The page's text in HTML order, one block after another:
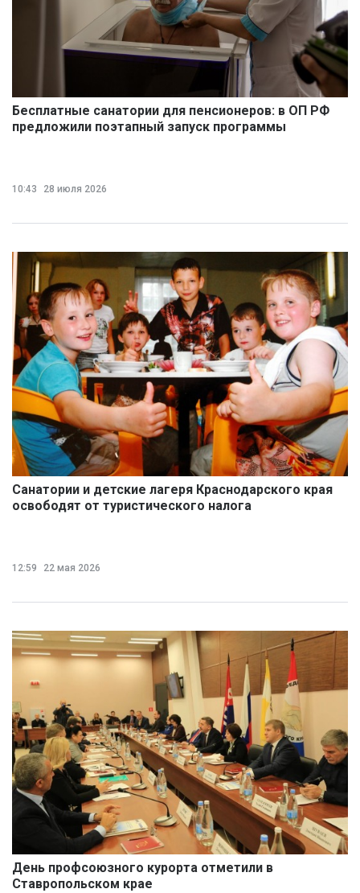
Бесплатные санатории для пенсионеров: в ОП РФ
предложили поэтапный запуск программы
10:43 28 июля 2026
Санатории и детские лагеря Краснодарского края
освободят от туристического налога
12:59 22 мая 2026
День профсоюзного курорта отметили в
Ставропольском крае